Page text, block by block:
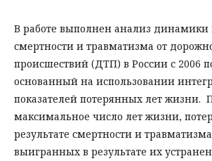
В работе выполнен анализ динамики
смертности и травматизма от
происшествий (ДТП) в России с 2006
основанный на использовании
показателей потерянных лет жизни.
максимальное число лет жизни,
результате смертности и
выигранных в результате их